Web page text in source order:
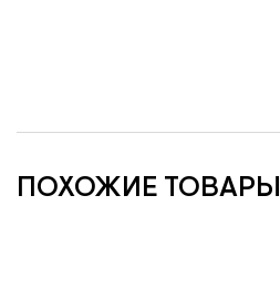
ПОХОЖИЕ ТОВАРЫ